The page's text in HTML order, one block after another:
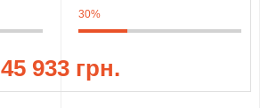
30%
45 933 грн.